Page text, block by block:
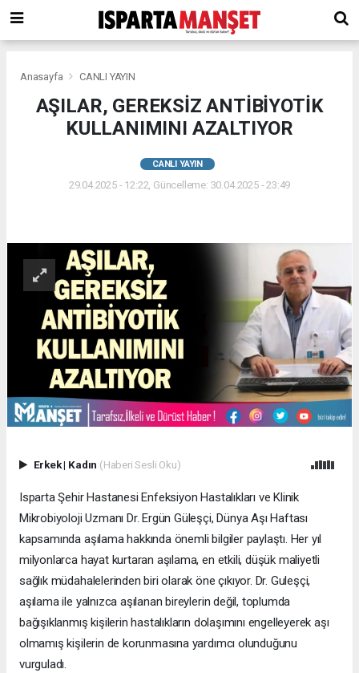
Anasayfa CANLI YAYIN
AŞILAR, GEREKSİZ ANTİBİYOTİK
KULLANIMINI AZALTIYOR
CANLI YAYIN
29.04.2025 - 12:22, Güncelleme: 30.04.2025 - 23:49
Erkek| Kadın (Haberi Sesli Oku)
Isparta Şehir Hastanesi Enfeksiyon Hastalıkları ve Klinik
Mikrobiyoloji Uzmanı Dr. Ergün Güleşçi, Dünya Aşı Haftası
kapsamında aşılama hakkında önemli bilgiler paylaştı. Her yıl
milyonlarca hayat kurtaran aşılama, en etkili, düşük maliyetli
sağlık müdahalelerinden biri olarak öne çıkıyor. Dr. Guleşçi,
aşılama ile yalnızca aşılanan bireylerin değil, toplumda
bağışıklanmış kişilerin hastalıkların dolaşımını engelleyerek aşı
olmamış kişilerin de korunmasına yardımcı olunduğunu
vurguladı.